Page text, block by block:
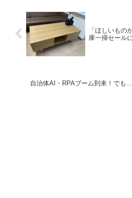
「ほしいもの
庫一掃セール
自治体AI・RPAブーム到来！でも...